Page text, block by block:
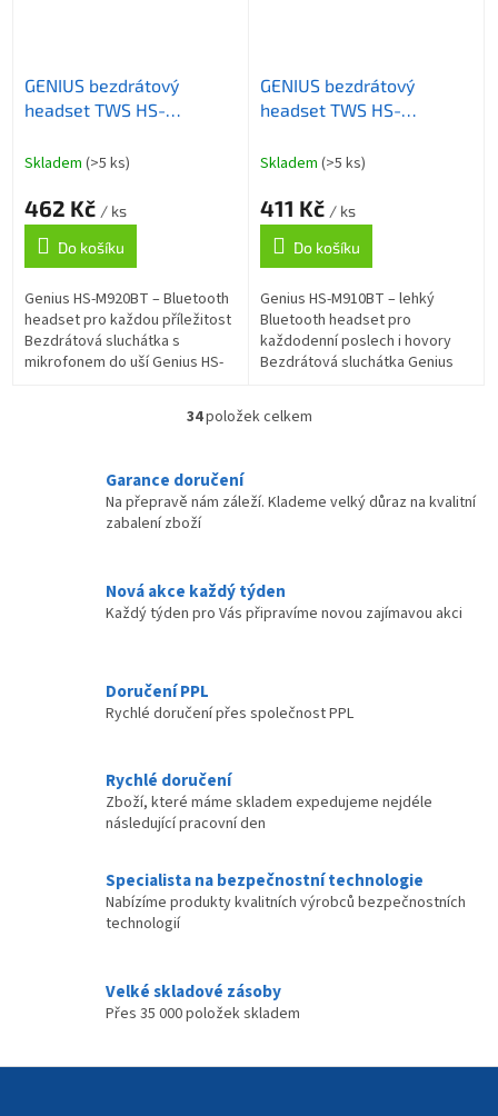
GENIUS bezdrátový
headset TWS HS-
Bluetooth 5.0/ USB-C
Skladem (>5 ks)
462 Kč / ks
Do košíku
Genius HS-M920BT – Bluetooth
headset pro každou příležitost
Bezdrátová sluchátka s
mikrofonem do uší Genius HS-
GENIUS bezdrátový
headset TWS HS-
Bluetooth 5.0/ USB-C
Skladem (>5 ks)
411 Kč / ks
Do košíku
Genius HS-M910BT – lehký
Bluetooth headset pro
každodenní poslech i hovory
Bezdrátová sluchátka Genius
komfortní poslech hudby,
sledování filmů, videí...
O
á
d
p
r
ý
u
34položek celkem
Garance doručení
Na přepravě nám záleží. Klademe velký důraz na kvalitní
zabalení zboží
Nová akce každý týden
Každý týden pro Vás připravíme novou zajímavou akci
Doručení PPL
Rychlé doručení přes společnost PPL
Rychlé doručení
Zboží, které máme skladem expedujeme nejdéle
následující pracovní den
Specialista na bezpečnostní technologie
Nabízíme produkty kvalitních výrobců bezpečnostních
technologií
Velké skladové zásoby
Přes 35 000 položek skladem